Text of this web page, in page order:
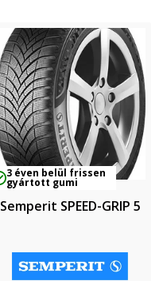
3 éven belül frissen
gyártott gumi
Semperit SPEED-GRIP 5